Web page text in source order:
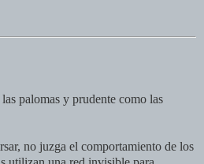
palomas y prudente como las
no juzga el comportamiento de los